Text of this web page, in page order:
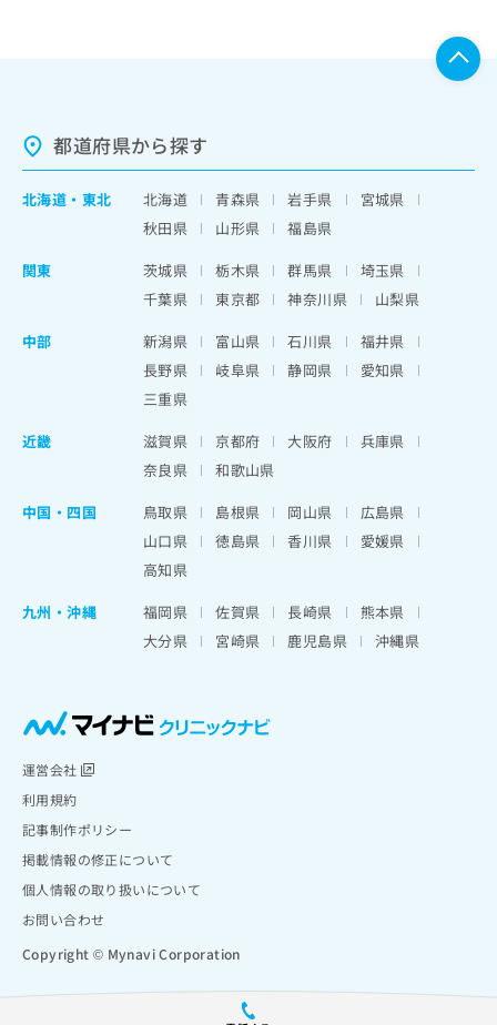
都道府県から探す
北海道 ・ 東北 北海道 青森県 岩手県
宮城県
秋田県
山形県
福島県
関東
茨城県 栃木県 群馬県
埼玉県
千葉県
東京都 神奈川県
山梨県
中部
新潟県 富山県 石川県
福井県
長野県
岐阜県 静岡県
愛知県
三重県
近畿
滋賀県 京都府 大阪府
兵庫県
奈良県
和歌山県
中国・四国
鳥取県 島根県 岡山県
広島県
山口県
徳島県 香川県
愛媛県
高知県
九州・沖縄
福岡県 佐賀県 長崎県
熊本県
大分県
宮崎県 鹿児島県 沖縄県
運営会社
利用規約
記事制作ポリシー
掲載情報の修正について
個人情報の取り扱いについて
お問い合わせ
Copyright © Mynavi Corporation